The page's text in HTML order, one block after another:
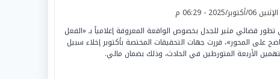
الإثنين 06/أكتوبر/2025 - 06:29 م
قضائي مثير للجدل بخصوص الواقعة المعروفة إعلامياً بـ «الفعل
على المحور»، قررت جهات التحقيقات المختصة بأكتوبر إخلاء سبيل
الأربعة المتورطين في الحادث، وذلك بضمان مالي.